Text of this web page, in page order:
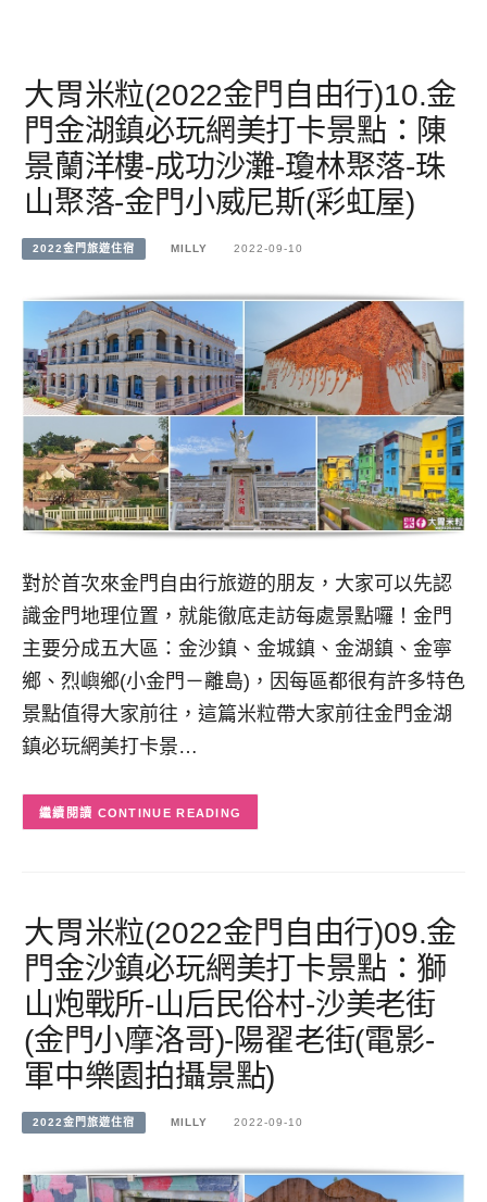
大胃米粒(2022金門自由行)10.金
門金湖鎮必玩網美打卡景點：陳
景蘭洋樓-成功沙灘-瓊林聚落-珠
山聚落-金門小威尼斯(彩虹屋)
2022金門旅遊住宿 MILLY 2022-09-10
對於首次來金門自由行旅遊的朋友，大家可以先認
識金門地理位置，就能徹底走訪每處景點囉！金門
主要分成五大區：金沙鎮、金城鎮、金湖鎮、金寧
鄉、烈嶼鄉(小金門－離島)，因每區都很有許多特色
景點值得大家前往，這篇米粒帶大家前往金門金湖
鎮必玩網美打卡景…
CONTINUE READING
大胃米粒(2022金門自由行)09.金
門金沙鎮必玩網美打卡景點：獅
山炮戰所-山后民俗村-沙美老街
(金門小摩洛哥)-陽翟老街(電影-
軍中樂園拍攝景點)
2022金門旅遊住宿 MILLY 2022-09-10